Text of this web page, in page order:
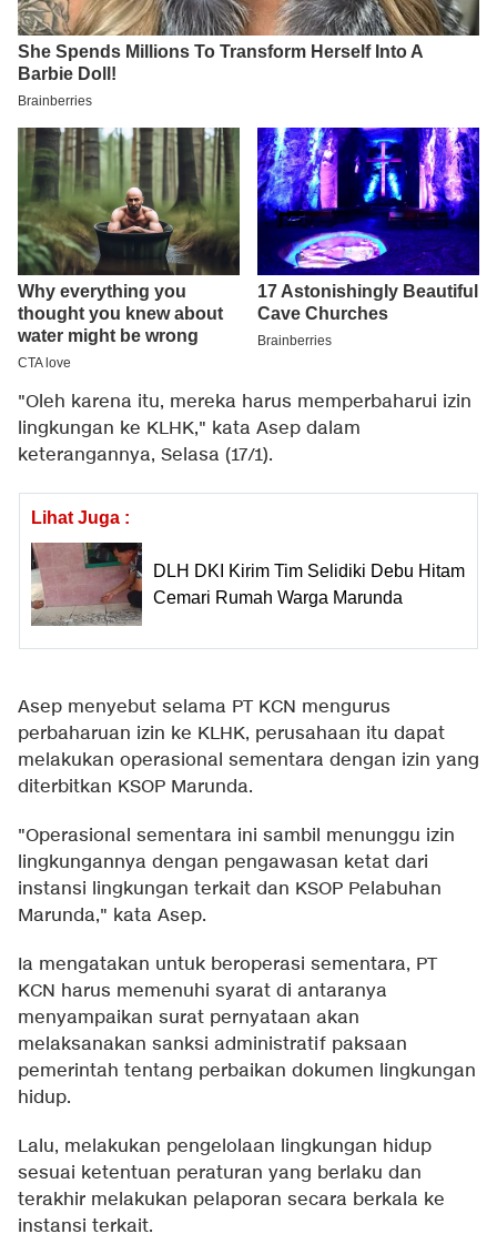
"Oleh karena itu, mereka harus memperbaharui izin
lingkungan ke KLHK," kata Asep dalam
keterangannya, Selasa (17/1).
Lihat Juga :
DLH DKI Kirim Tim Selidiki Debu Hitam
Cemari Rumah Warga Marunda
Asep menyebut selama PT KCN mengurus
perbaharuan izin ke KLHK, perusahaan itu dapat
melakukan operasional sementara dengan izin yang
diterbitkan KSOP Marunda.
"Operasional sementara ini sambil menunggu izin
lingkungannya dengan pengawasan ketat dari
instansi lingkungan terkait dan KSOP Pelabuhan
Marunda," kata Asep.
Ia mengatakan untuk beroperasi sementara, PT
KCN harus memenuhi syarat di antaranya
menyampaikan surat pernyataan akan
melaksanakan sanksi administratif paksaan
pemerintah tentang perbaikan dokumen lingkungan
hidup.
Lalu, melakukan pengelolaan lingkungan hidup
sesuai ketentuan peraturan yang berlaku dan
terakhir melakukan pelaporan secara berkala ke
instansi terkait.